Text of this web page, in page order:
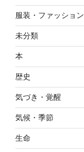
服装・ファッション
未分類
本
歴史
気づき・覚醒
気候・季節
生命